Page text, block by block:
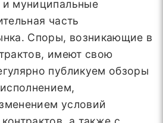
и муниципальные
часть
Споры, возникающие в
имеют свою
публикуем обзоры
условий